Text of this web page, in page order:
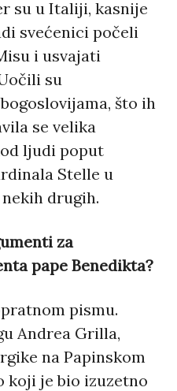
su u Italiji, kasnije
svećenici počeli
i usvajati
su
što ih
se velika
ljudi poput
Stelle u
drugih.
za
pape Benedikta?
pismu.
Andrea Grilla,
na Papinskom
koji je bio izuzetno